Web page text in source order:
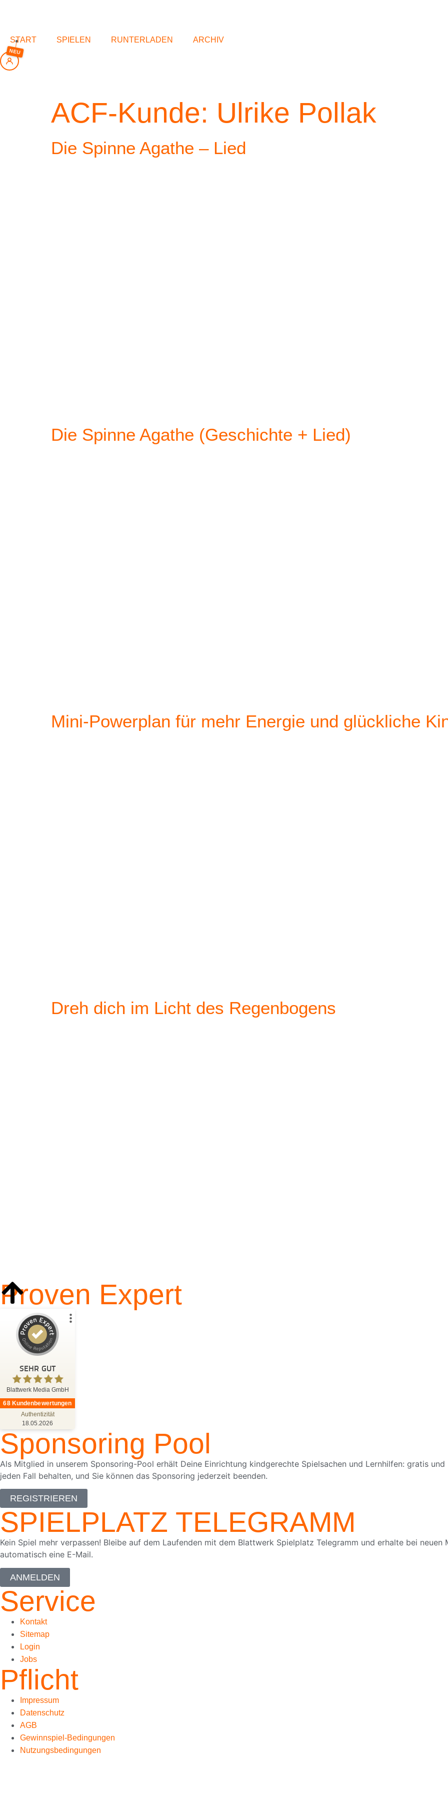
START SPIELEN RUNTERLADEN ARCHIV
NEU
ACF-Kunde: Ulrike Pollak
Die Spinne Agathe – Lied
Die Spinne Agathe (Geschichte + Lied)
Mini-Powerplan für mehr Energie und glückliche
Dreh dich im Licht des Regenbogens
Proven Expert
SEHR GUT
Blattwerk Media GmbH
68 Kundenbewertungen
Authentizität
18.05.2026
Kundenbewertungen und Erfahrungen zu
Blattwerk Media GmbH
SEHR GUT
4,81
/
5,00
Bewertungen auf ProvenExpert.com
Blick aufs ProvenExpert-Profil werfen
Anonym
18.05.2026
Wir haben das Buch "Hase Hollywood"
gewonnen. Die Zustellung des Preises
erfolgte schnell und unkompliziert....
Sponsoring Pool
Als Mitglied in unserem Sponsoring-Pool erhält Deine Einrichtung kindgerechte Spielsachen und Lernhilfen: gratis
jeden Fall behalten, und Sie können das Sponsoring jederzeit beenden.
REGISTRIEREN
SPIELPLATZ TELEGRAMM
Kein Spiel mehr verpassen! Bleibe auf dem Laufenden mit dem Blattwerk Spielplatz Telegramm und erhalte bei
automatisch eine E-Mail.
ANMELDEN
Service
Kontakt
Sitemap
Login
Jobs
Pflicht
Impressum
Datenschutz
AGB
Gewinnspiel-Bedingungen
Nutzungsbedingungen